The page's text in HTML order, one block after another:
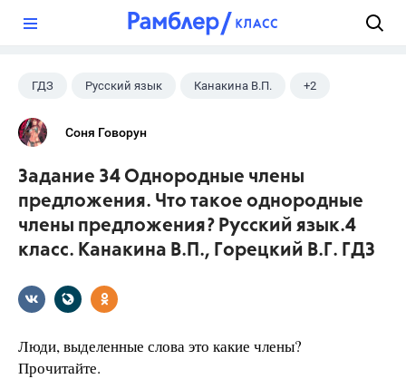
ГДЗ Русский язык Канакина В.П. +2
Горецкий В.Г.
Соня Говорун
Задание 34 Однородные члены
предложения. Что такое однородные
члены предложения? Русский язык.4
класс. Канакина В.П., Горецкий В.Г. ГДЗ
Люди, выделенные слова это какие члены?
Прочитайте.